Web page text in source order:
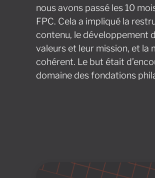
nous avons passé les 10
FPC. Cela a impliqué la
contenu, le développement
valeurs et leur mission, et la
cohérent. Le but était
domaine des fondations